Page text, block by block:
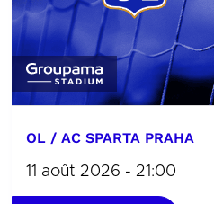
OL / AC SPARTA PRAHA
11 août 2026 - 21:00